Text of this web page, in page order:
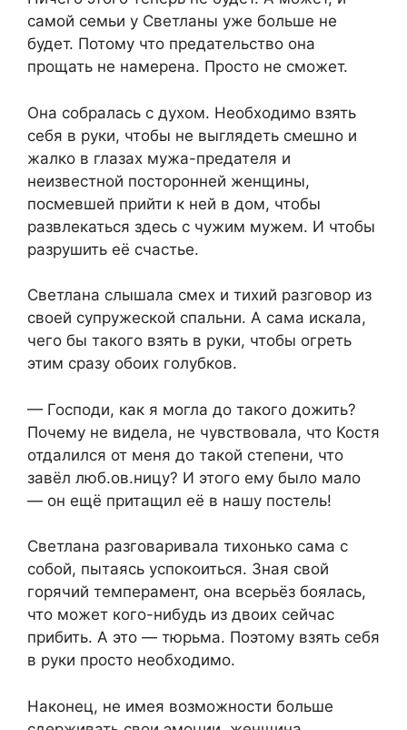
самой семьи у Светланы уже больше не
будет. Потому что предательство она
прощать не намерена. Просто не сможет.
Она собралась с духом. Необходимо взять
себя в руки, чтобы не выглядеть смешно и
жалко в глазах мужа-предателя и
неизвестной посторонней женщины,
посмевшей прийти к ней в дом, чтобы
развлекаться здесь с чужим мужем. И чтобы
разрушить её счастье.
Светлана слышала смех и тихий разговор из
своей супружеской спальни. А сама искала,
чего бы такого взять в руки, чтобы огреть
этим сразу обоих голубков.
— Господи, как я могла до такого дожить?
Почему не видела, не чувствовала, что Костя
отдалился от меня до такой степени, что
завёл люб.ов.ницу? И этого ему было мало
— он ещё притащил её в нашу постель!
Светлана разговаривала тихонько сама с
собой, пытаясь успокоиться. Зная свой
горячий темперамент, она всерьёз боялась,
что может кого-нибудь из двоих сейчас
прибить. А это — тюрьма. Поэтому взять себя
в руки просто необходимо.
Наконец, не имея возможности больше